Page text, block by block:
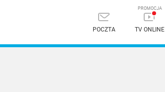
POCZTA TV ONLINE